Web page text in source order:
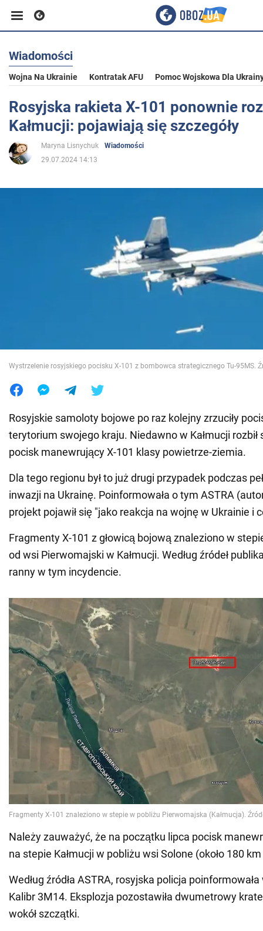
Biznes
Sport
Jedzenie
Wiadomości
Wojna Na Ukrainie Kontratak AFU Pomoc Wojskowa Dla
Rosyjska rakieta X-101 ponownie
Kałmucji: pojawiają się szczegóły
Maryna Lisnychuk
Wiadomości
29.07.2024 14:13
Wystrzelenie rosyjskiego pocisku X-101 z bombowca strategicznego Tu-95MS.
Rosyjskie samoloty bojowe po raz kolejny zrzuciły
terytorium swojego kraju. Niedawno w Kałmucji
pocisk manewrujący X-101 klasy powietrze-ziemia.
Dla tego regionu był to już drugi przypadek podczas
inwazji na Ukrainę. Poinformowała o tym ASTRA
projekt pojawił się "jako reakcja na wojnę w Ukrainie i
Fragmenty X-101 z głowicą bojową znaleziono w
od wsi Pierwomajski w Kałmucji. Według źródeł
ranny w tym incydencie.
Należy zauważyć, że na początku lipca pocisk
na stepie Kałmucji w pobliżu wsi Solone (około 180
Według źródła ASTRA, rosyjska policja
Kalibr 3M14. Eksplozja pozostawiła dwumetrowy
wokół szczątki.